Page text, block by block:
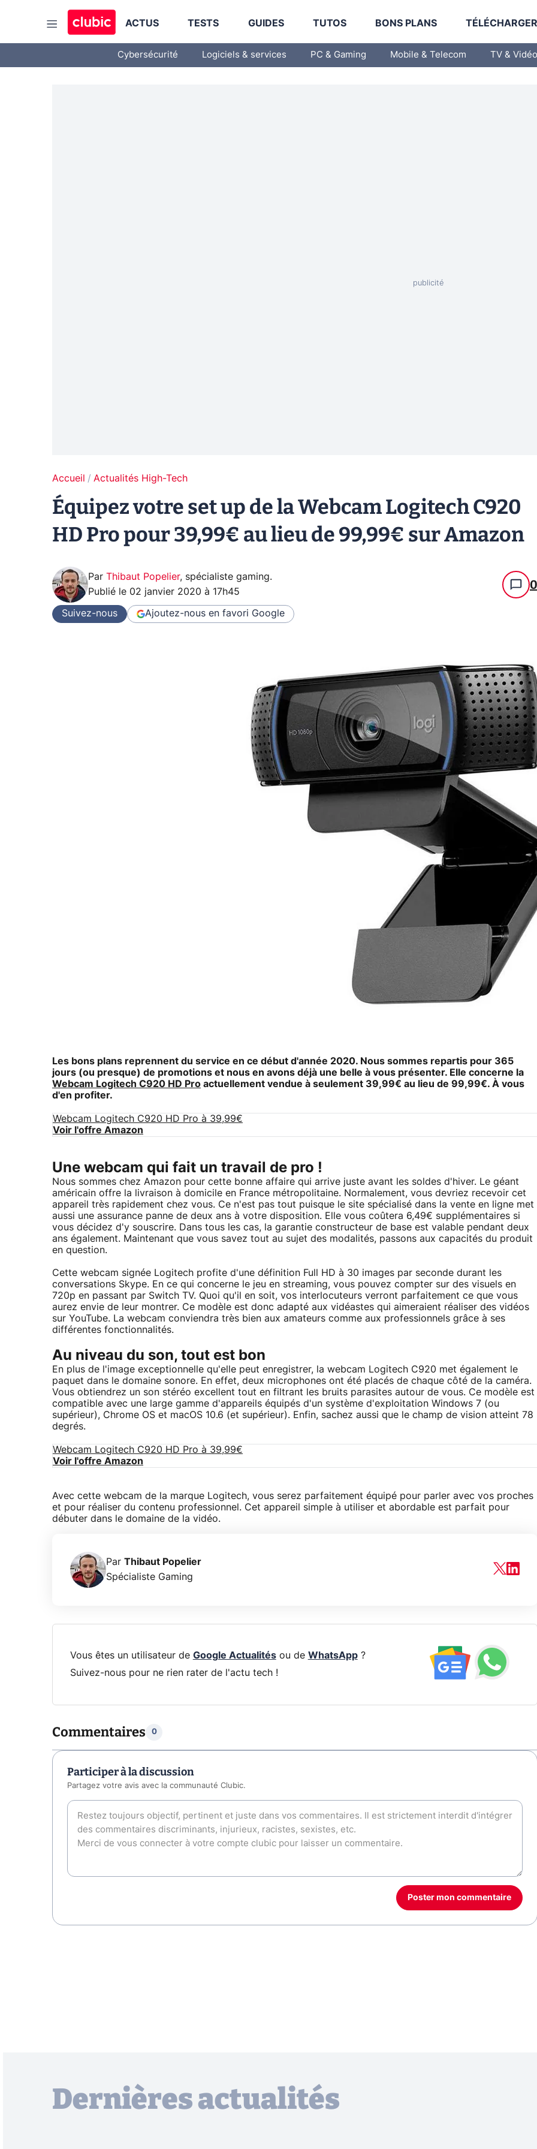
ACTUS TESTS GUIDES TUTOS BONS PLANS
Cybersécurité Logiciels & services PC & Gaming Mobile & Telecom TV & Vidéo
Accueil Actualités High-Tech
Équipez votre set up de la Webcam Logitech C920
HD Pro pour 39,99€ au lieu de 99,99€ sur Amazon
Par Thibaut Popelier, spécialiste gaming.
Publié le 02 janvier 2020 à 17h45 0
Suivez-nous Ajoutez-nous en favori Google
Les bons plans reprennent du service en ce début d'année 2020. Nous sommes repartis pour 365
jours (ou presque) de promotions et nous en avons déjà une belle à vous présenter. Elle concerne la
Webcam Logitech C920 HD Pro actuellement vendue à seulement 39,99€ au lieu de 99,99€. À vous
d'en profiter.
Webcam Logitech C920 HD Pro à 39,99€
Voir l'offre Amazon
Une webcam qui fait un travail de pro !
Nous sommes chez Amazon pour cette bonne affaire qui arrive juste avant les soldes d'hiver. Le géant
américain offre la livraison à domicile en France métropolitaine. Normalement, vous devriez recevoir cet
appareil très rapidement chez vous. Ce n'est pas tout puisque le site spécialisé dans la vente en ligne met
aussi une assurance panne de deux ans à votre disposition. Elle vous coûtera 6,49€ supplémentaires si
vous décidez d'y souscrire. Dans tous les cas, la garantie constructeur de base est valable pendant deux
ans également. Maintenant que vous savez tout au sujet des modalités, passons aux capacités du produit
en question.
Cette webcam signée Logitech profite d'une définition Full HD à 30 images par seconde durant les
conversations Skype. En ce qui concerne le jeu en streaming, vous pouvez compter sur des visuels en
720p en passant par Switch TV. Quoi qu'il en soit, vos interlocuteurs verront parfaitement ce que vous
aurez envie de leur montrer. Ce modèle est donc adapté aux vidéastes qui aimeraient réaliser des vidéos
sur YouTube. La webcam conviendra très bien aux amateurs comme aux professionnels grâce à ses
différentes fonctionnalités.
Au niveau du son, tout est bon
En plus de l'image exceptionnelle qu'elle peut enregistrer, la webcam Logitech C920 met également le
paquet dans le domaine sonore. En effet, deux microphones ont été placés de chaque côté de la caméra.
Vous obtiendrez un son stéréo excellent tout en filtrant les bruits parasites autour de vous. Ce modèle est
compatible avec une large gamme d'appareils équipés d'un système d'exploitation Windows 7 (ou
supérieur), Chrome OS et macOS 10.6 (et supérieur). Enfin, sachez aussi que le champ de vision atteint 78
degrés.
Webcam Logitech C920 HD Pro à 39,99€
Voir l'offre Amazon
Avec cette webcam de la marque Logitech, vous serez parfaitement équipé pour parler avec vos proches
et pour réaliser du contenu professionnel. Cet appareil simple à utiliser et abordable est parfait pour
débuter dans le domaine de la vidéo.
Par Thibaut Popelier
Spécialiste Gaming
Vous êtes un utilisateur de Google Actualitésou de WhatsApp?
Suivez-nous pour ne rien rater de l'actu tech !
Commentaires 0
Participer à la discussion
Partagez votre avis avec la communauté Clubic.
Poster mon commentaire
Dernières actualités